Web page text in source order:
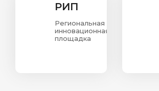
РИП
Региональная
инновационная
площадка